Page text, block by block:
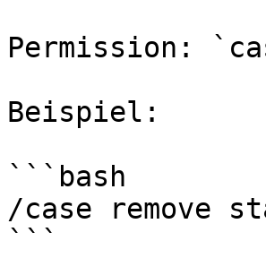
Permission:
Beispiel:
```bash
/case remove
```